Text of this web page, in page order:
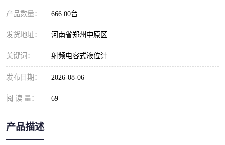
产品数量： 666.00台
发货地址： 河南省郑州中原区
关键词： 射频电容式液位计
发布日期： 2026-08-06
阅 读 量： 69
产品描述